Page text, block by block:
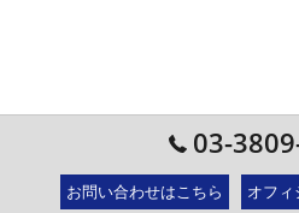
03-
お問い合わせはこちら オフィ